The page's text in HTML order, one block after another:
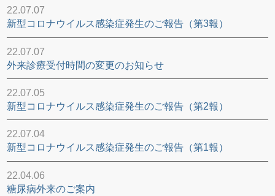
22.07.07
新型コロナウイルス感染症発生のご報告（第3報）
22.07.07
外来診療受付時間の変更のお知らせ
22.07.05
新型コロナウイルス感染症発生のご報告（第2報）
22.07.04
新型コロナウイルス感染症発生のご報告（第1報）
22.04.06
糖尿病外来のご案内